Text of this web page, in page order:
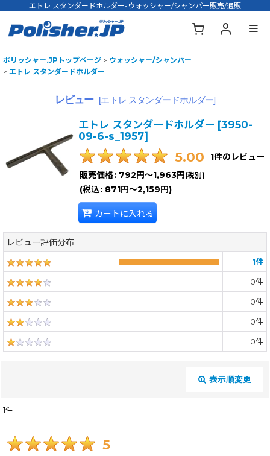
エトレ スタンダードホルダー-ウォッシャー/シャンパー販売/通販
ポリッシャー.JPトップページ > ウォッシャー/シャンパー
> エトレ スタンダードホルダー
レビュー [エトレ スタンダードホルダー]
エトレ スタンダードホルダー [3950-
09-6-s_1957]
5.00 1件のレビュー
販売価格: 792円～1,963円(税別)
(税込: 871円～2,159円)
カートに入れる
レビュー評価分布
1件
0件
0件
0件
0件
表示順変更
1件
5